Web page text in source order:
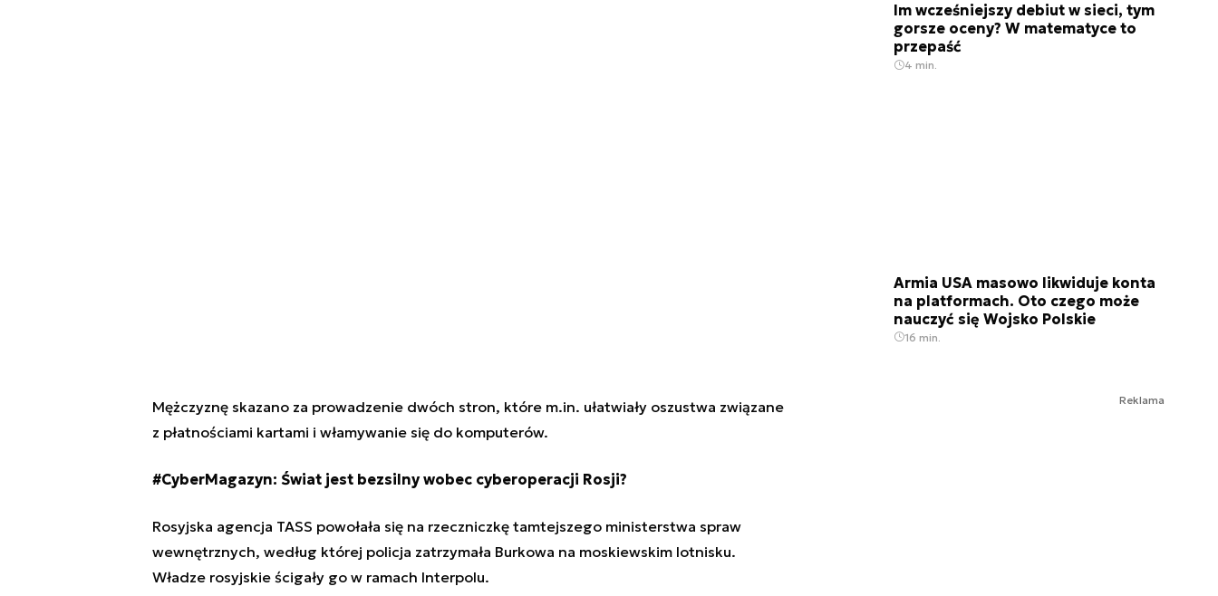
Mężczyznę skazano za prowadzenie dwóch stron, które m.in. ułatwiały oszustwa związane
z płatnościami kartami i włamywanie się do komputerów.
#CyberMagazyn: Świat jest bezsilny wobec cyberoperacji Rosji?
Rosyjska agencja TASS powołała się na rzeczniczkę tamtejszego ministerstwa spraw
wewnętrznych, według której policja zatrzymała Burkowa na moskiewskim lotnisku.
Władze rosyjskieścigały go w ramach Interpolu.
Im wcześniejszy debiut w sieci, tym
gorsze oceny? W matematyce to
przepaść
4 min.
Armia USA masowo likwiduje konta
na platformach. Oto czego może
nauczyć się Wojsko Polskie
16 min.
Reklama